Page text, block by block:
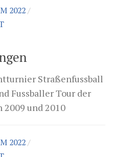
2022/
Straßenfussball
Fussballer Tour der
und 2010
2022/